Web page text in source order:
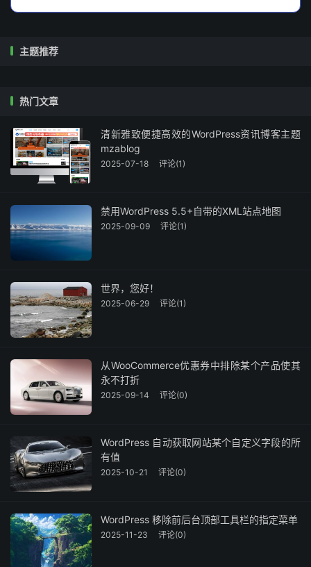
主题推荐
热门文章
清新雅致便捷高效的WordPress资讯博客主题
mzablog
2025-07-18 评论(1)
禁用WordPress 5.5+自带的XML站点地图
2025-09-09 评论(1)
世界，您好！
2025-06-29 评论(1)
从WooCommerce优惠券中排除某个产品使其
永不打折
2025-09-14 评论(0)
WordPress 自动获取网站某个自定义字段的所
有值
2025-10-21 评论(0)
WordPress 移除前后台顶部工具栏的指定菜单
2025-11-23 评论(0)